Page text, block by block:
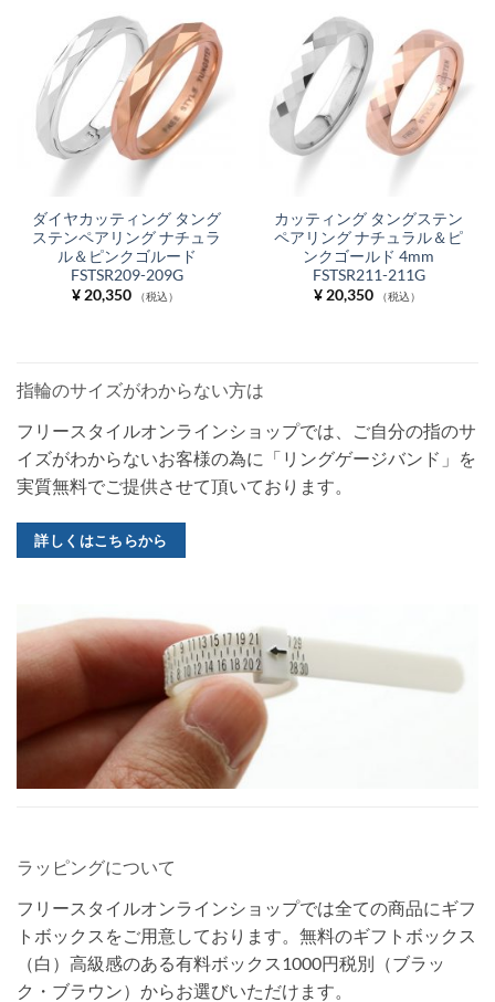
ダイヤカッティング タング
ステンペアリング ナチュラ
ル＆ピンクゴルード
FSTSR209-209G
¥20,350 （税込）
カッティング タングステン
ペアリング ナチュラル＆ピ
ンクゴールド 4mm
FSTSR211-211G
¥20,350 （税込）
指輪のサイズがわからない方は
フリースタイルオンラインショップでは、ご自分の指のサ
イズがわからないお客様の為に「リングゲージバンド」を
実質無料でご提供させて頂いております。
詳しくはこちらから
ラッピングについて
フリースタイルオンラインショップでは全ての商品にギフ
トボックスをご用意しております。無料のギフトボックス
（白）高級感のある有料ボックス1000円税別（ブラッ
ク・ブラウン）からお選びいただけます。